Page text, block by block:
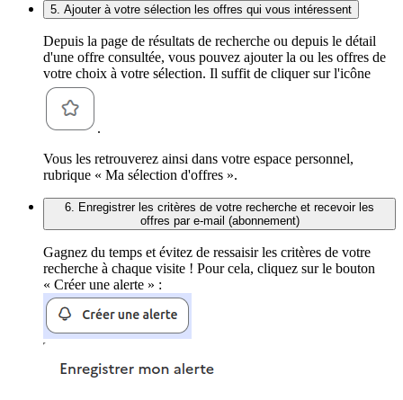
5. Ajouter à votre sélection les offres qui vous intéressent
Depuis la page de résultats de recherche ou depuis le détail
d'une offre consultée, vous pouvez ajouter la ou les offres de
votre choix à votre sélection. Il suffit de cliquer sur l'icône
.
Vous les retrouverez ainsi dans votre espace personnel,
rubrique « Ma sélection d'offres ».
6. Enregistrer les critères de votre recherche et recevoir les
offres par e-mail (abonnement)
Gagnez du temps et évitez de ressaisir les critères de votre
recherche à chaque visite ! Pour cela, cliquez sur le bouton
« Créer une alerte » :